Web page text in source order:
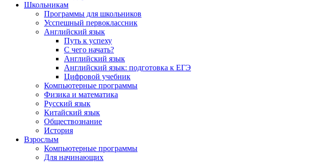
Школьникам
Программы для школьников
Усспешный первоклассник
Английский язык
Путь к успеху
С чего начать?
Английский язык
Английский язык: подготовка к ЕГЭ
Цифровой учебник
Компьютерные программы
Физика и математика
Русский язык
Китайский язык
Обществознание
История
Взрослым
Компьютерные программы
Для начинающих